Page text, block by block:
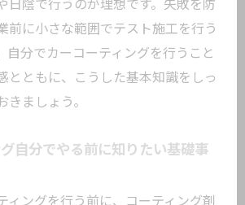
日陰で行うのが理想です。失敗を防
前に小さな範囲でテスト施工を行う
自分でカーコーティングを行うこと
とともに、こうした基本知識をしっ
きましょう。
自分でやる前に知りたい基礎事
ィングを行う前に、コーティング剤